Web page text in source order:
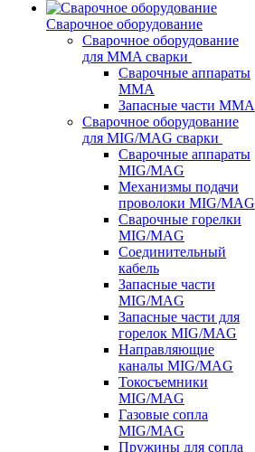
Сварочное оборудование
Сварочное оборудование
для MMA сварки
Сварочные аппараты
MMA
Запасные части MMA
Сварочное оборудование
для MIG/MAG сварки
Сварочные аппараты
MIG/MAG
Механизмы подачи
проволоки MIG/MAG
Сварочные горелки
MIG/MAG
Соединительный
кабель
Запасные части
MIG/MAG
Запасные части для
горелок MIG/MAG
Направляющие
каналы MIG/MAG
Токосъемники
MIG/MAG
Газовые сопла
MIG/MAG
Пружины для сопла